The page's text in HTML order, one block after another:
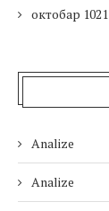
октобар 1021
Analize
Analize